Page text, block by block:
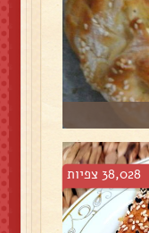
38,028 צפיות